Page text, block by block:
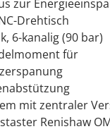
zur
Drehtisch
6-kanalig (90 bar)
für
mit zentraler
Renishaw